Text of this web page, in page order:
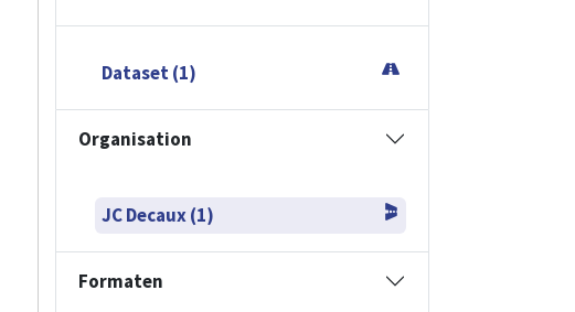
Dataset (1)
Organisation
JC Decaux (1)
Formaten